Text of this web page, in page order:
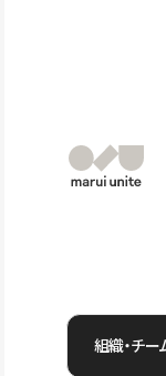
組織・チ